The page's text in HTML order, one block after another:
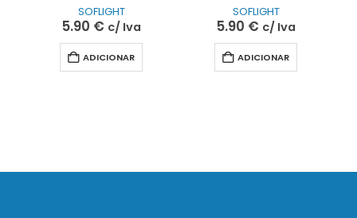
SOFLIGHT
5.90 € c/ Iva
ADICIONAR
SOFLIGHT
5.90 € c/ Iva
ADICIONAR